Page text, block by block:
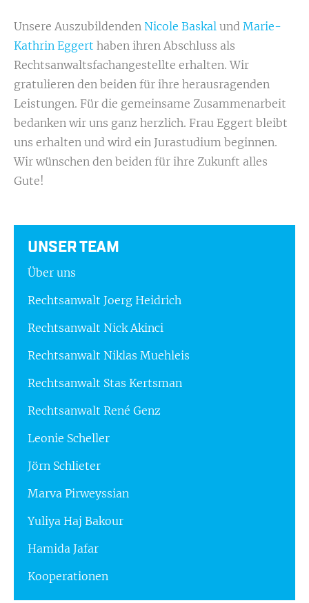
Unsere Auszubildenden Nicole Baskal und Marie-
Kathrin Eggert haben ihren Abschluss als
Rechtsanwaltsfachangestellte erhalten. Wir
gratulieren den beiden für ihre herausragenden
Leistungen. Für die gemeinsame Zusammenarbeit
bedanken wir uns ganz herzlich. Frau Eggert bleibt
uns erhalten und wird ein Jurastudium beginnen.
Wir wünschen den beiden für ihre Zukunft alles
Gute!
UNSER TEAM
Über uns
Rechtsanwalt Joerg Heidrich
Rechtsanwalt Nick Akinci
Rechtsanwalt Niklas Muehleis
Rechtsanwalt Stas Kertsman
Rechtsanwalt René Genz
Leonie Scheller
Jörn Schlieter
Marva Pirweyssian
Yuliya Haj Bakour
Hamida Jafar
Kooperationen